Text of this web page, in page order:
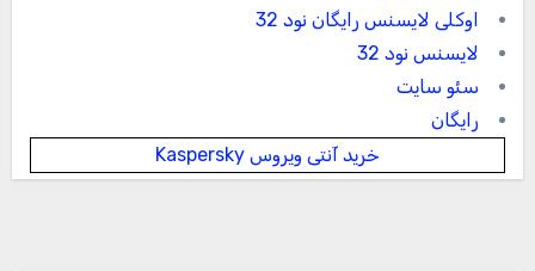
اوکلی لایسنس رایگان نود 32
لایسنس نود 32
سئو سایت
رایگان
خرید آنتی ویروس Kaspersky